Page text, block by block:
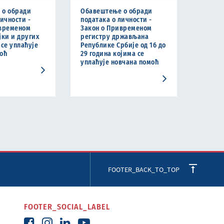
обради
-
и других
уплаћује
Обавештење о обради
података о личности -
Закон о Привременом
регистру држављана
Републике Србије од 16 до
29 година којима се
уплаћује новчана помоћ
FOOTER_BACK_TO_TOP
FOOTER_SOCIAL_LABEL